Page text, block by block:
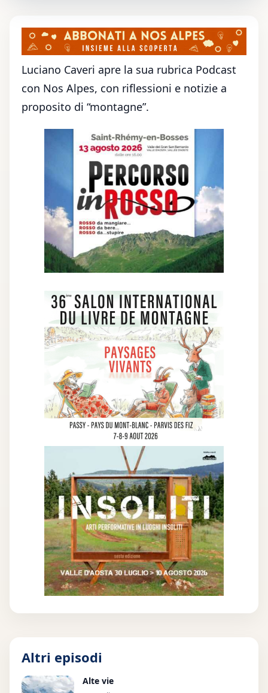
Luciano Caveri apre la sua rubrica Podcast
con Nos Alpes, con riflessioni e notizie a
proposito di “montagne”.
Altri episodi
Alte vie